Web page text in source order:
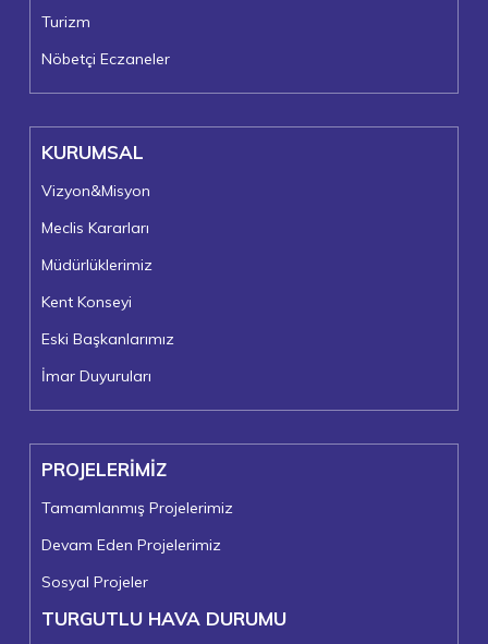
Turizm
Nöbetçi Eczaneler
KURUMSAL
Vizyon&Misyon
Meclis Kararları
Müdürlüklerimiz
Kent Konseyi
Eski Başkanlarımız
İmar Duyuruları
PROJELERİMİZ
Tamamlanmış Projelerimiz
Devam Eden Projelerimiz
Sosyal Projeler
TURGUTLU HAVA DURUMU